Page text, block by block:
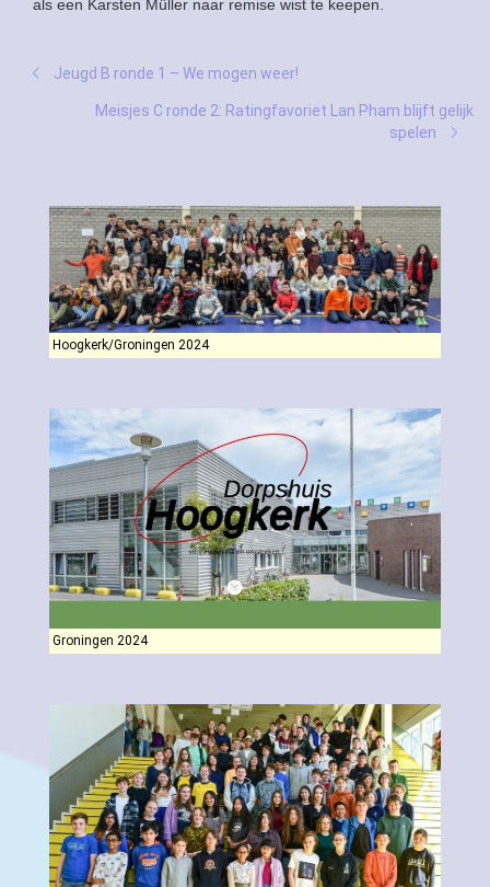
als een Karsten Müller naar remise wist te keepen.
Jeugd B ronde 1 – We mogen weer!
Meisjes C ronde 2: Ratingfavoriet Lan Pham blijft gelijk
spelen
Hoogkerk/Groningen 2024
Groningen 2024